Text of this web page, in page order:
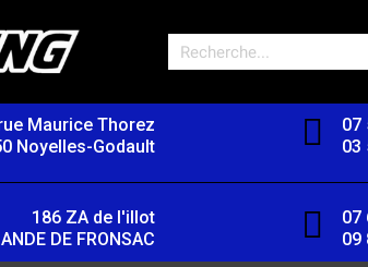
Maurice Thorez
Noyelles-Godault
07
03
186 ZA de l'illot
DE FRONSAC
07
09